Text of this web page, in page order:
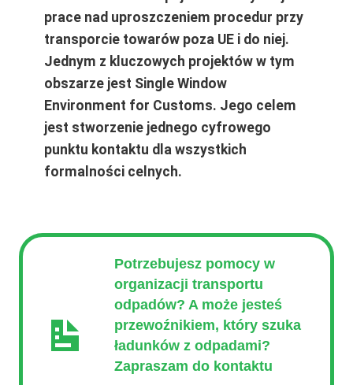
prace nad uproszczeniem procedur przy
transporcie towarów poza UE i do niej.
Jednym z kluczowych projektów w tym
obszarze jest Single Window
Environment for Customs. Jego celem
jest stworzenie jednego cyfrowego
punktu kontaktu dla wszystkich
formalności celnych.
Potrzebujesz pomocy w
organizacji transportu
odpadów? A może jesteś
przewoźnikiem, który szuka
ładunków z odpadami?
Zapraszam do kontaktu